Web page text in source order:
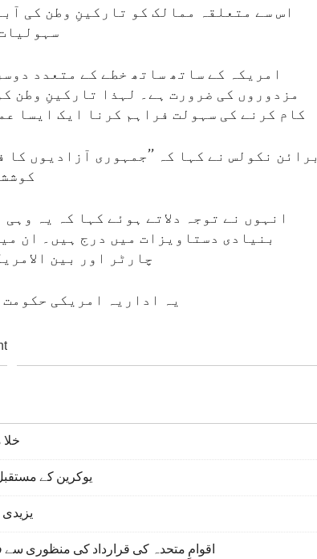
اس سے متعلقہ ممالک کو تارکینِ وطن کی
امریکہ کے ساتھ ساتھ خطے کے متعدد
مزدوروں کی ضرورت ہے۔ لہذا تارکینِ وطن
کام کرنے کی سہولت فراہم کرنا ایک ایسا
برائن نکولس نے کہا کہ ’’جمہوری آزادیوں
انہوں نے توجہ دلاتے ہوئے کہا کہ یہ
بنیادی دستاویزات میں درج ہیں۔ ان
چارٹر اور بین
یہ اداریہ امریکی حکومت
یوکرین کے
اقوامِ متحدہ کی قرارداد کی منظوری سے